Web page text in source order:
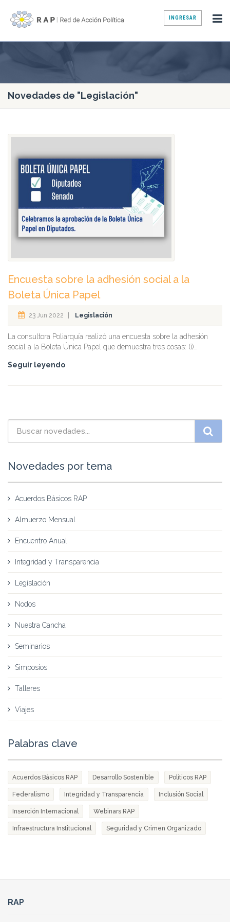
INGRESAR
Novedades de "Legislación"
Encuesta sobre la adhesión social a la
Boleta Única Papel
23 Jun 2022 Legislación
La consultora Poliarquía realizó una encuesta sobre la adhesión
social a la Boleta Única Papel que demuestra tres cosas: (i)…
Seguir leyendo
Novedades por tema
Acuerdos Básicos RAP
Almuerzo Mensual
Encuentro Anual
Integridad y Transparencia
Legislación
Nodos
Nuestra Cancha
Seminarios
Simposios
Talleres
Viajes
Palabras clave
Acuerdos Básicos RAP Desarrollo Sostenible Políticos RAP
Federalismo Integridad y Transparencia Inclusión Social
Inserción Internacional Webinars RAP
Infraestructura Institucional Seguridad y Crimen Organizado
RAP